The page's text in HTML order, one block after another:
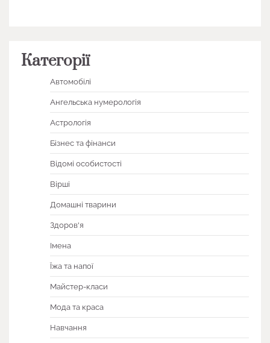
Категорії
Автомобілі
Ангельська нумерологія
Астрологія
Бізнес та фінанси
Відомі особистості
Вірші
Домашні тварини
Здоров'я
Імена
Їжа та напої
Майстер-класи
Мода та краса
Навчання